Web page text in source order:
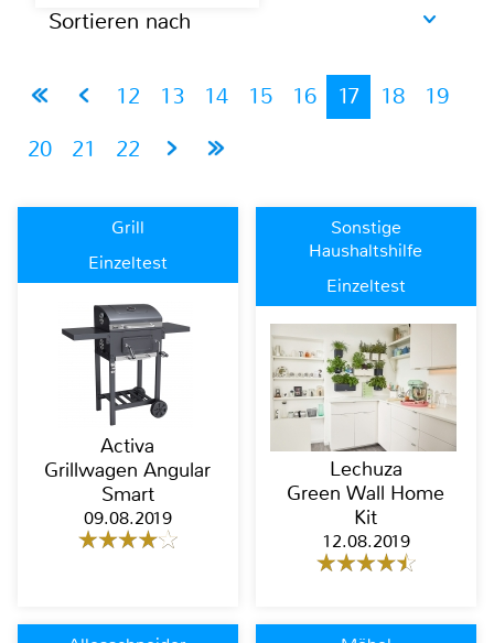
Sortieren nach
12 13 14 15 16 17 18
19
20
21 22
Grill
Einzeltest
Activa
Grillwagen Angular
Smart
09.08.2019
Sonstige
Haushaltshilfe
Einzeltest
Lechuza
Green Wall Home
Kit
12.08.2019